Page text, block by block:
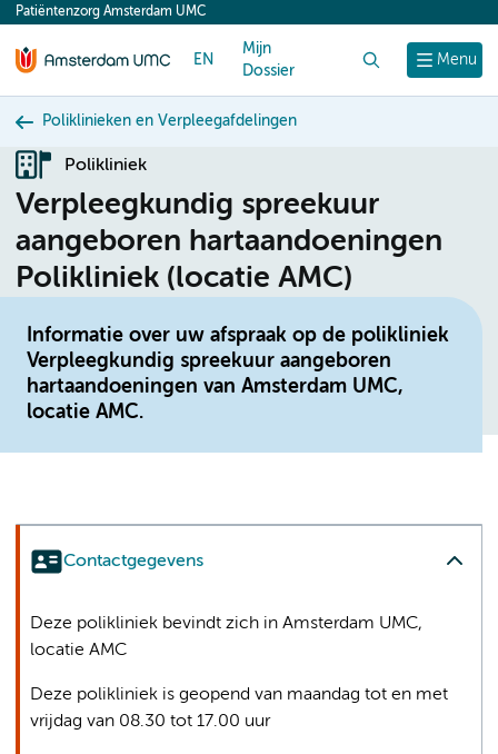
content
Menu
Patiëntenzorg Amsterdam UMC
EN
Mijn
Dossier
Poliklinieken en Verpleegafdelingen
Polikliniek
Verpleegkundig spreekuur
aangeboren hartaandoeningen
Polikliniek (locatie AMC)
Informatie over uw afspraak op de polikliniek
Verpleegkundig spreekuur aangeboren
hartaandoeningen van Amsterdam UMC,
locatie AMC.
Contactgegevens
Deze polikliniek bevindt zich in Amsterdam UMC,
locatie AMC
Deze polikliniek is geopend van maandag tot en met
vrijdag van 08.30 tot 17.00 uur